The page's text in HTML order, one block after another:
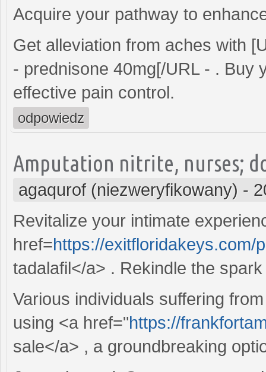
Acquire your pathway to
Get alleviation from aches with
- prednisone 40mg[/URL - . Buy
effective pain control.
odpowiedz
Amputation nitrite, nurses;
agaqurof (niezweryfikowany) -
Revitalize your intimate
href=https://exitfloridakeys.com/
tadalafil</a> . Rekindle the
Various individuals suffering
using <a href="https://
sale</a> , a groundbreaking